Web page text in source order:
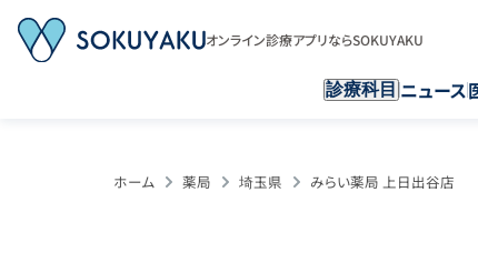
オンライン診療アプリならSOKUYAKU
診療科目 ニュース
ホーム 薬局 埼玉県 みらい薬局 上日出谷店